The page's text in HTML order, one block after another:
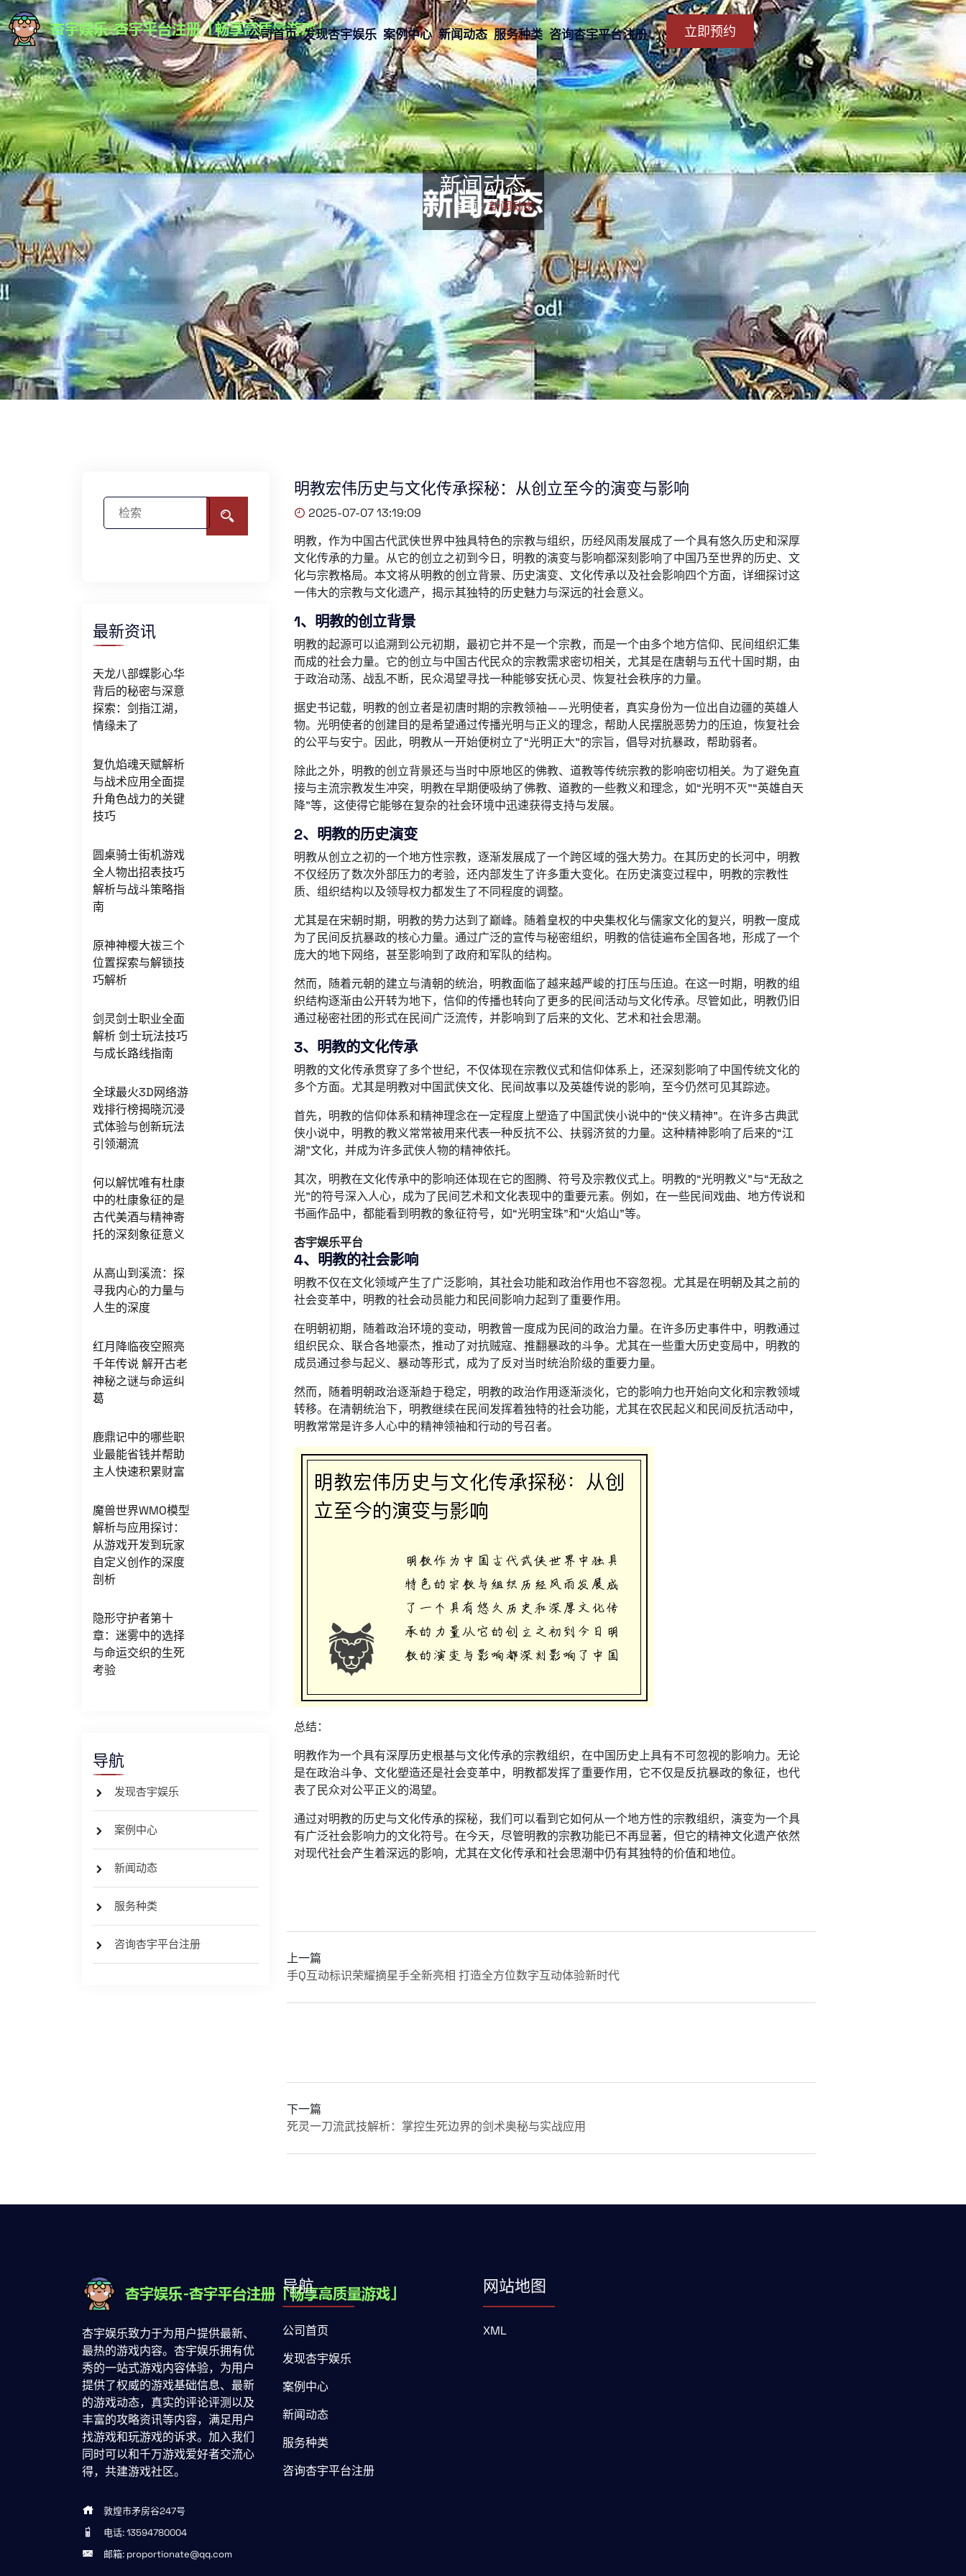
公司首页 发现杏宇娱乐 案例中心 新闻动态 服务种类 咨询杏宇平台注册 立即预约
新闻动态
首页- 新闻动态
最新资讯
天龙八部蝶影心华
背后的秘密与深意
探索：剑指江湖，
情缘未了
复仇焰魂天赋解析
与战术应用全面提
升角色战力的关键
技巧
圆桌骑士街机游戏
全人物出招表技巧
解析与战斗策略指
南
原神神樱大祓三个
位置探索与解锁技
巧解析
剑灵剑士职业全面
解析 剑士玩法技巧
与成长路线指南
全球最火3D网络游
戏排行榜揭晓沉浸
式体验与创新玩法
引领潮流
何以解忧唯有杜康
中的杜康象征的是
古代美酒与精神寄
托的深刻象征意义
从高山到溪流：探
寻我内心的力量与
人生的深度
红月降临夜空照亮
千年传说 解开古老
神秘之谜与命运纠
葛
鹿鼎记中的哪些职
业最能省钱并帮助
主人快速积累财富
魔兽世界WMO模型
解析与应用探讨：
从游戏开发到玩家
自定义创作的深度
剖析
隐形守护者第十
章：迷雾中的选择
与命运交织的生死
考验
导航
发现杏宇娱乐
案例中心
新闻动态
服务种类
咨询杏宇平台注册
明教宏伟历史与文化传承探秘：从创立至今的演变与影响
2025-07-07 13:19:09
明教，作为中国古代武侠世界中独具特色的宗教与组织，历经风雨发展成了一个具有悠久历史和深厚
文化传承的力量。从它的创立之初到今日，明教的演变与影响都深刻影响了中国乃至世界的历史、文
化与宗教格局。本文将从明教的创立背景、历史演变、文化传承以及社会影响四个方面，详细探讨这
一伟大的宗教与文化遗产，揭示其独特的历史魅力与深远的社会意义。
1、明教的创立背景
明教的起源可以追溯到公元初期，最初它并不是一个宗教，而是一个由多个地方信仰、民间组织汇集
而成的社会力量。它的创立与中国古代民众的宗教需求密切相关，尤其是在唐朝与五代十国时期，由
于政治动荡、战乱不断，民众渴望寻找一种能够安抚心灵、恢复社会秩序的力量。
据史书记载，明教的创立者是初唐时期的宗教领袖——光明使者，真实身份为一位出自边疆的英雄人
物。光明使者的创建目的是希望通过传播光明与正义的理念，帮助人民摆脱恶势力的压迫，恢复社会
的公平与安宁。因此，明教从一开始便树立了“光明正大”的宗旨，倡导对抗暴政，帮助弱者。
除此之外，明教的创立背景还与当时中原地区的佛教、道教等传统宗教的影响密切相关。为了避免直
接与主流宗教发生冲突，明教在早期便吸纳了佛教、道教的一些教义和理念，如“光明不灭”“英雄自天
降”等，这使得它能够在复杂的社会环境中迅速获得支持与发展。
2、明教的历史演变
明教从创立之初的一个地方性宗教，逐渐发展成了一个跨区域的强大势力。在其历史的长河中，明教
不仅经历了数次外部压力的考验，还内部发生了许多重大变化。在历史演变过程中，明教的宗教性
质、组织结构以及领导权力都发生了不同程度的调整。
尤其是在宋朝时期，明教的势力达到了巅峰。随着皇权的中央集权化与儒家文化的复兴，明教一度成
为了民间反抗暴政的核心力量。通过广泛的宣传与秘密组织，明教的信徒遍布全国各地，形成了一个
庞大的地下网络，甚至影响到了政府和军队的结构。
然而，随着元朝的建立与清朝的统治，明教面临了越来越严峻的打压与压迫。在这一时期，明教的组
织结构逐渐由公开转为地下，信仰的传播也转向了更多的民间活动与文化传承。尽管如此，明教仍旧
通过秘密社团的形式在民间广泛流传，并影响到了后来的文化、艺术和社会思潮。
3、明教的文化传承
明教的文化传承贯穿了多个世纪，不仅体现在宗教仪式和信仰体系上，还深刻影响了中国传统文化的
多个方面。尤其是明教对中国武侠文化、民间故事以及英雄传说的影响，至今仍然可见其踪迹。
首先，明教的信仰体系和精神理念在一定程度上塑造了中国武侠小说中的“侠义精神”。在许多古典武
侠小说中，明教的教义常常被用来代表一种反抗不公、扶弱济贫的力量。这种精神影响了后来的“江
湖”文化，并成为许多武侠人物的精神依托。
其次，明教在文化传承中的影响还体现在它的图腾、符号及宗教仪式上。明教的“光明教义”与“无敌之
光”的符号深入人心，成为了民间艺术和文化表现中的重要元素。例如，在一些民间戏曲、地方传说和
书画作品中，都能看到明教的象征符号，如“光明宝珠”和“火焰山”等。
杏宇娱乐平台
4、明教的社会影响
明教不仅在文化领域产生了广泛影响，其社会功能和政治作用也不容忽视。尤其是在明朝及其之前的
社会变革中，明教的社会动员能力和民间影响力起到了重要作用。
在明朝初期，随着政治环境的变动，明教曾一度成为民间的政治力量。在许多历史事件中，明教通过
组织民众、联合各地豪杰，推动了对抗贼寇、推翻暴政的斗争。尤其在一些重大历史变局中，明教的
成员通过参与起义、暴动等形式，成为了反对当时统治阶级的重要力量。
然而，随着明朝政治逐渐趋于稳定，明教的政治作用逐渐淡化，它的影响力也开始向文化和宗教领域
转移。在清朝统治下，明教继续在民间发挥着独特的社会功能，尤其在农民起义和民间反抗活动中，
明教常常是许多人心中的精神领袖和行动的号召者。
总结：
明教作为一个具有深厚历史根基与文化传承的宗教组织，在中国历史上具有不可忽视的影响力。无论
是在政治斗争、文化塑造还是社会变革中，明教都发挥了重要作用，它不仅是反抗暴政的象征，也代
表了民众对公平正义的渴望。
通过对明教的历史与文化传承的探秘，我们可以看到它如何从一个地方性的宗教组织，演变为一个具
有广泛社会影响力的文化符号。在今天，尽管明教的宗教功能已不再显著，但它的精神文化遗产依然
对现代社会产生着深远的影响，尤其在文化传承和社会思潮中仍有其独特的价值和地位。
上一篇
手Q互动标识荣耀摘星手全新亮相 打造全方位数字互动体验新时代
下一篇
死灵一刀流武技解析：掌控生死边界的剑术奥秘与实战应用
杏宇娱乐致力于为用户提供最新、
最热的游戏内容。杏宇娱乐拥有优
秀的一站式游戏内容体验，为用户
提供了权威的游戏基础信息、最新
的游戏动态，真实的评论评测以及
丰富的攻略资讯等内容，满足用户
找游戏和玩游戏的诉求。加入我们
同时可以和千万游戏爱好者交流心
得，共建游戏社区。
敦煌市矛房谷247号
电话: 13594780004
邮箱: proportionate@qq.com
导航
公司首页
发现杏宇娱乐
案例中心
新闻动态
服务种类
咨询杏宇平台注册
网站地图
XML